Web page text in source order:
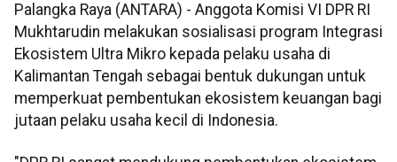
Palangka Raya (ANTARA) - Anggota Komisi VI DPR RI
Mukhtarudin melakukan sosialisasi program Integrasi
Ekosistem Ultra Mikro kepada pelaku usaha di
Kalimantan Tengah sebagai bentuk dukungan untuk
memperkuat pembentukan ekosistem keuangan bagi
jutaan pelaku usaha kecil di Indonesia.